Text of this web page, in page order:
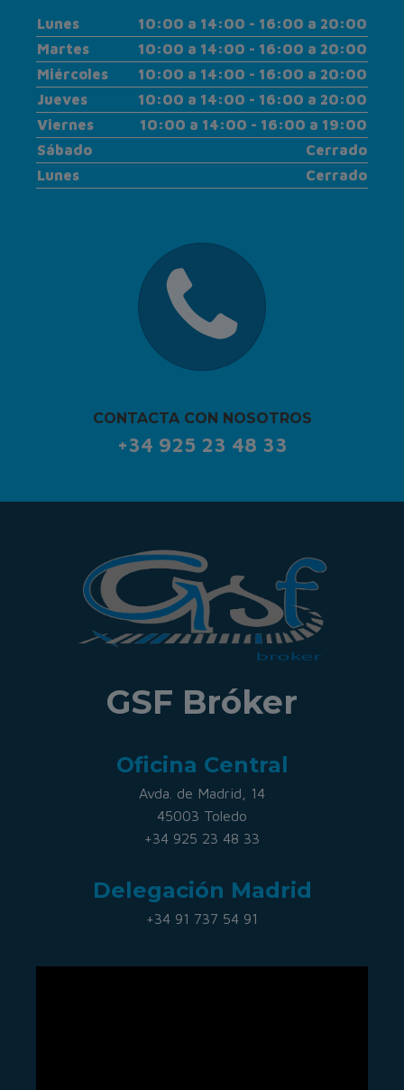
Lunes
10:00 a 14:00 - 16:00 a 20:00
Martes
10:00 a 14:00 - 16:00 a 20:00
Miércoles
10:00 a 14:00 - 16:00 a 20:00
Jueves
10:00 a 14:00 - 16:00 a 20:00
Viernes
10:00 a 14:00 - 16:00 a 19:00
Sábado
Cerrado
Lunes
Cerrado
CONTACTA CON NOSOTROS
+34 925 23 48 33
GSF Bróker
Oficina Central
Avda. de Madrid, 14
45003 Toledo
+34 925 23 48 33
Delegación Madrid
+34 91 737 54 91